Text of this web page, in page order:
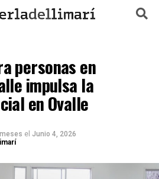
personas en
impulsa la
en Ovalle
el Junio 4, 2026